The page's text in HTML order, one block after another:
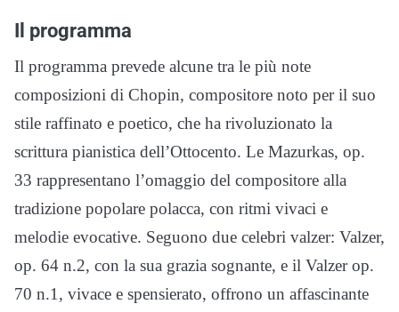
Il programma
Il programma prevede alcune tra le più note
composizioni di Chopin, compositore noto per il suo
stile raffinato e poetico, che ha rivoluzionato la
scrittura pianistica dell’Ottocento. Le Mazurkas, op.
33 rappresentano l’omaggio del compositore alla
tradizione popolare polacca, con ritmi vivaci e
melodie evocative. Seguono due celebri valzer: Valzer,
op. 64 n.2, con la sua grazia sognante, e il Valzer op.
70 n.1, vivace e spensierato, offrono un affascinante